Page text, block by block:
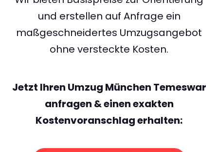
und erstellen auf Anfrage ein
maßgeschneidertes Umzugsangebot
ohne versteckte Kosten.
Jetzt Ihren Umzug München Temeswar
anfragen & einen exakten
Kostenvoranschlag erhalten: